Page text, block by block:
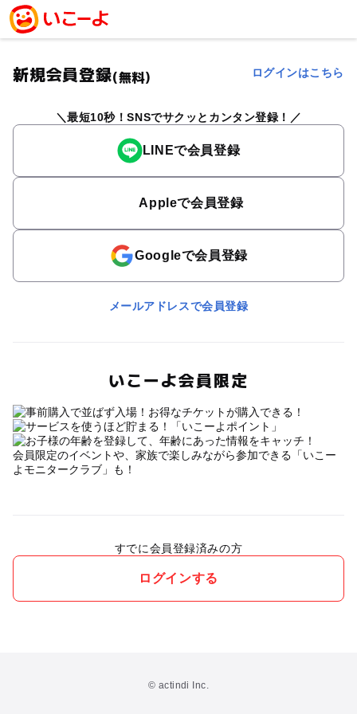
新規会員登録(無料) ログインはこちら
最短10秒！SNSでサクッとカンタン登録！
LINEで会員登録
Appleで会員登録
Googleで会員登録
メールアドレスで会員登録
いこーよ会員限定
会員限定のイベントや、家族で楽しみながら参加できる「いこー
よモニタークラブ」も！
すでに会員登録済みの方
ログインする
© actindi Inc.